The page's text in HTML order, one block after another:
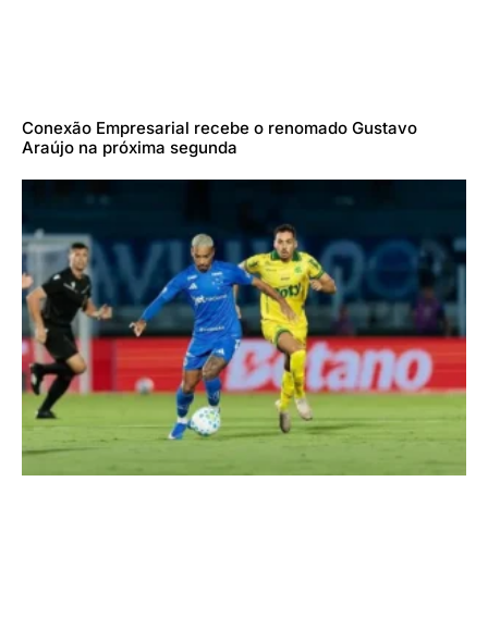
Conexão Empresarial recebe o renomado Gustavo
Araújo na próxima segunda